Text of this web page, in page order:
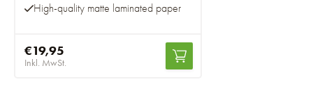
High-quality matte laminated paper
€19,95
Inkl. MwSt.